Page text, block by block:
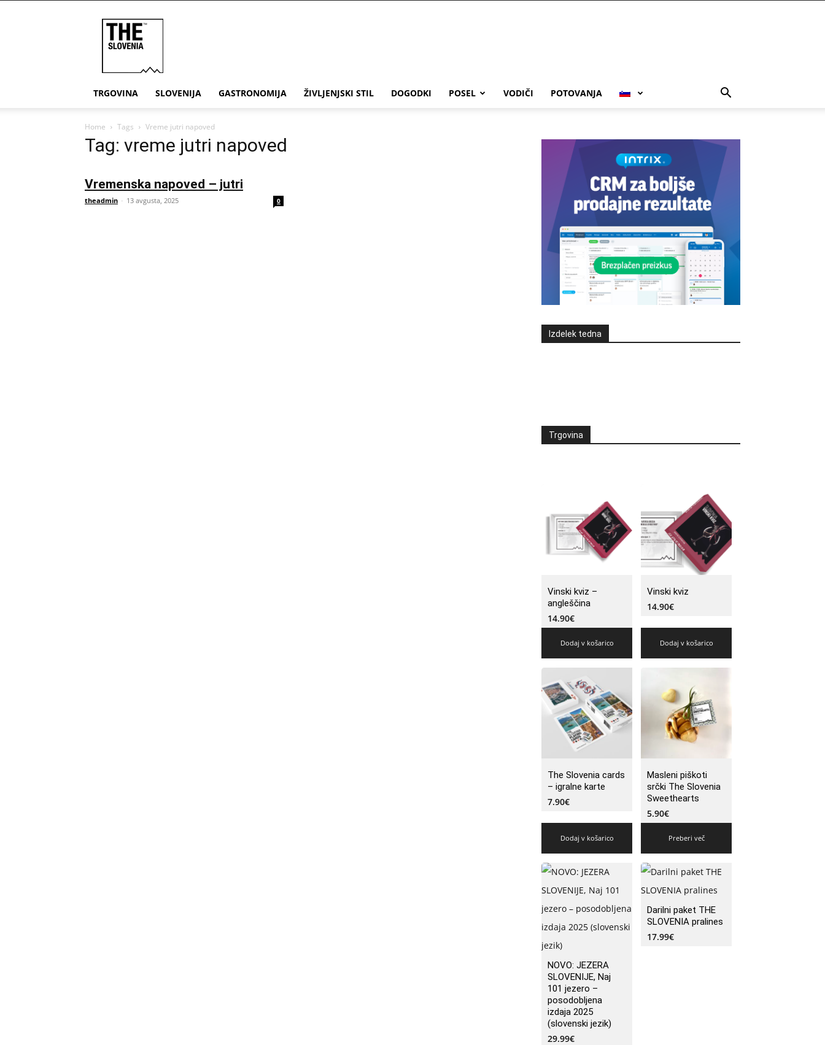
TRGOVINA SLOVENIJA GASTRONOMIJA ŽIVLJENJSKI STIL DOGODKI POSEL VODIČI POTOVANJA
Home Tags Vreme jutri napoved
Tag: vreme jutri napoved
Vremenska napoved – jutri
theadmin - 13 avgusta, 2025 0
Izdelek tedna
Trgovina
Vinski kviz –
angleščina
14.90€
Dodaj v košarico
Vinski kviz
14.90€
Dodaj v košarico
The Slovenia cards
– igralne karte
7.90€
Dodaj v košarico
Masleni piškoti
srčki The Slovenia
Sweethearts
5.90€
Preberi več
NOVO: JEZERA
SLOVENIJE, Naj
101 jezero –
posodobljena
izdaja 2025
(slovenski jezik)
29.99€
Darilni paket THE
SLOVENIA pralines
17.99€